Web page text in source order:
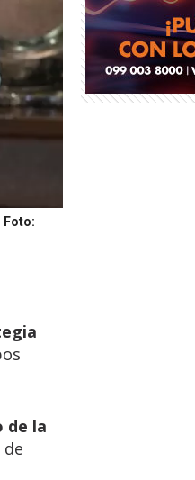
Foto:
de la
de